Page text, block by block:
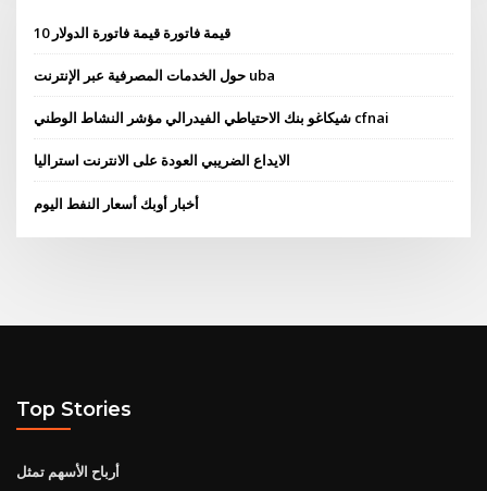
10 قيمة فاتورة قيمة فاتورة الدولار
حول الخدمات المصرفية عبر الإنترنت uba
شيكاغو بنك الاحتياطي الفيدرالي مؤشر النشاط الوطني cfnai
الايداع الضريبي العودة على الانترنت استراليا
أخبار أوبك أسعار النفط اليوم
Top Stories
أرباح الأسهم تمثل